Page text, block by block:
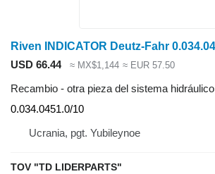
USD 66.44 ≈ MX$1,144 ≈ EUR 57.50
Recambio - otra pieza del sistema hidráulico
0.034.0451.0/10
Ucrania, pgt. Yubileynoe
TOV "TD LIDERPARTS"